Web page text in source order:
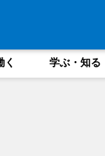
く 学ぶ・知る